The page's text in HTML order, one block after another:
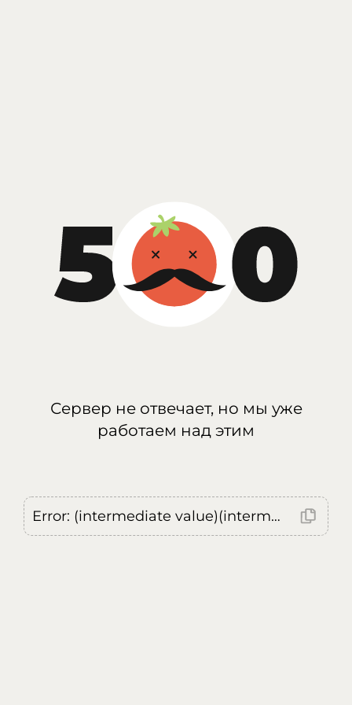
Сервер не отвечает, но мы уже
работаем над этим
Error: (intermediate value)(intermediate value)(intermediate value).replaceAll is not a function